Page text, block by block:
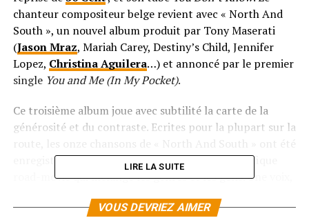
chanteur compositeur belge revient avec « North And
South », un nouvel album produit par Tony Maserati
(Jason Mraz, Mariah Carey, Destiny’s Child, Jennifer
Lopez, Christina Aguilera…) et annoncé par le premier
single You and Me (In My Pocket).
Ce troisième album joue avec subtilité la carte de la
générosité et du contraste. Ecrites pour la plupart sur la
enregistrées en Belgique. Cet opus est un magnifique
road-movie qui mélange les genres et les gens. Une voix,
c’était ça le style Milow ?
LIRE LA SUITE
VOUS DEVRIEZ AIMER